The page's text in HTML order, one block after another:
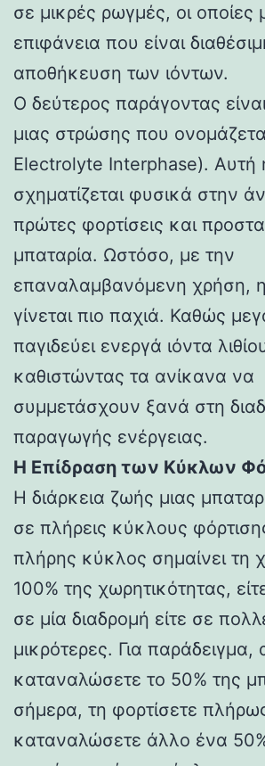
σε μικρές ρωγμές, οι οποίες
επιφάνεια που είναι
αποθήκευση των ιόντων.
Ο δεύτερος παράγοντας
μιας στρώσης που
Electrolyte Interphase). Αυτή
σχηματίζεται φυσικά στην
πρώτες φορτίσεις και
μπαταρία. Ωστόσο, με την
επαναλαμβανόμενη χρήση,
γίνεται πιο παχιά. Καθώς
παγιδεύει ενεργά ιόντα
καθιστώντας τα ανίκανα να
συμμετάσχουν ξανά στη
παραγωγής ενέργειας.
Η Επίδραση των Κύκλων
Η διάρκεια ζωής μιας
σε πλήρεις κύκλους
πλήρης κύκλος σημαίνει τη
100% της χωρητικότητας,
σε μία διαδρομή είτε σε
μικρότερες. Για παράδειγμα,
καταναλώσετε το 50% της
σήμερα, τη φορτίσετε
καταναλώσετε άλλο ένα